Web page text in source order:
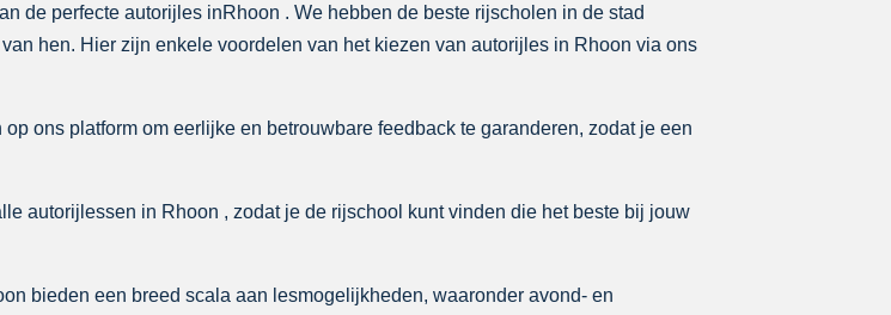
de perfecte autorijles inRhoon . We hebben de beste rijscholen in de stad
hen. Hier zijn enkele voordelen van het kiezen van autorijles in Rhoon via ons
ons platform om eerlijke en betrouwbare feedback te garanderen, zodat je een
autorijlessen in Rhoon , zodat je de rijschool kunt vinden die het beste bij jouw
bieden een breed scala aan lesmogelijkheden, waaronder avond- en